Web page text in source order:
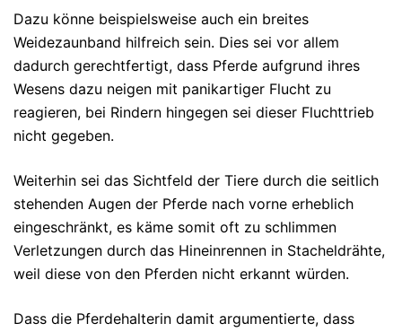
Dazu könne beispielsweise auch ein breites
Weidezaunband hilfreich sein. Dies sei vor allem
dadurch gerechtfertigt, dass Pferde aufgrund ihres
Wesens dazu neigen mit panikartiger Flucht zu
reagieren, bei Rindern hingegen sei dieser Fluchttrieb
nicht gegeben.
Weiterhin sei das Sichtfeld der Tiere durch die seitlich
stehenden Augen der Pferde nach vorne erheblich
eingeschränkt, es käme somit oft zu schlimmen
Verletzungen durch das Hineinrennen in Stacheldrähte,
weil diese von den Pferden nicht erkannt würden.
Dass die Pferdehalterin damit argumentierte, dass